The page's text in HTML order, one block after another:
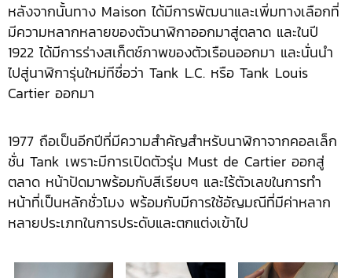
หลังจากนั้นทาง Maison ได้มีการพัฒนาและเพิ่มทางเลือกที่
มีความหลากหลายของตัวนาฬิกาออกมาสู่ตลาด และในปี
1922 ได้มีการร่างสเก็ตช์ภาพของตัวเรือนออกมา และนั่นนำ
ไปสู่นาฬิการุ่นใหม่ทีชื่อว่า Tank L.C. หรือ Tank Louis
Cartier ออกมา
1977 ถือเป็นอีกปีที่มีความสำคัญสำหรับนาฬิกาจากคอลเล็ก
ชั่น Tank เพราะมีการเปิดตัวรุ่น Must de Cartier ออกสู่
ตลาด หน้าปัดมาพร้อมกับสีเรียบๆ และไร้ตัวเลขในการทำ
หน้าที่เป็นหลักชั่วโมง พร้อมกับมีการใช้อัญมณีที่มีค่าหลาก
หลายประเภทในการประดับและตกแต่งเข้าไป